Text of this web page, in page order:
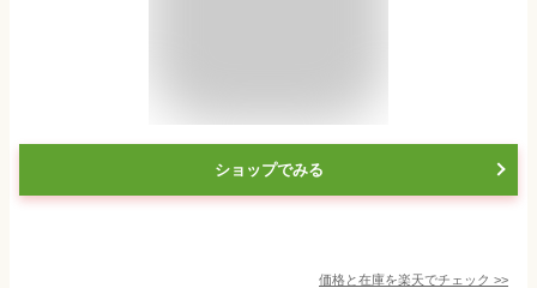
ショップでみる
価格と在庫を楽天でチェック >>